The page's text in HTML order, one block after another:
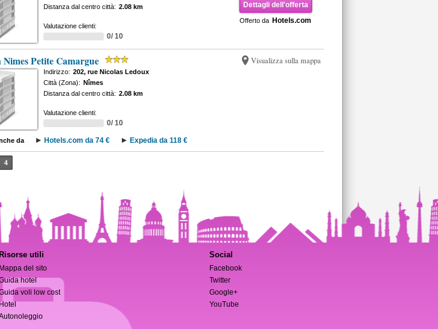
Dettagli dell'offerta
Offerto da Hotels.com
Distanza dal centro città: 2.08 km
Valutazione clienti:
0/ 10
Petite Camargue Visualizza sulla mappa
Indirizzo: 202, rue Nicolas Ledoux
Città (Zona): Nîmes
Distanza dal centro città: 2.08 km
Valutazione clienti:
0/ 10
da Hotels.com da 74 € Expedia da 118 €
4
Risorse utili
Mappa del sito
hotel
voli low cost
Hotel
Social
Facebook
Twitter
Google+
YouTube